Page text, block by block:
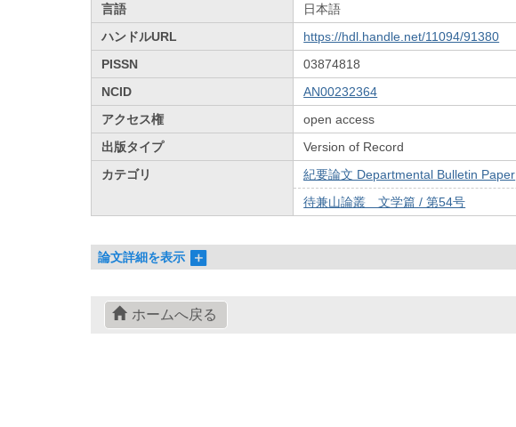
言語
日本語
ハンドルURL
https://hdl.handle.net/11094/91380
PISSN
03874818
NCID
AN00232364
アクセス権
open access
出版タイプ
Version of Record
カテゴリ
紀要論文 Departmental Bulletin Paper
待兼山論叢 文学篇 / 第54号
論文詳細を表示
ホームへ戻る